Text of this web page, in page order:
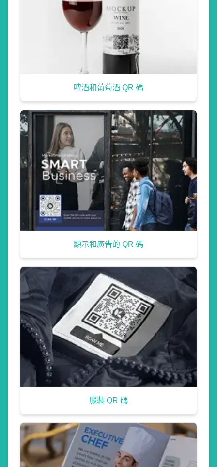
啤酒和葡萄酒 QR 碼
顯示和廣告的 QR 碼
服裝 QR 碼